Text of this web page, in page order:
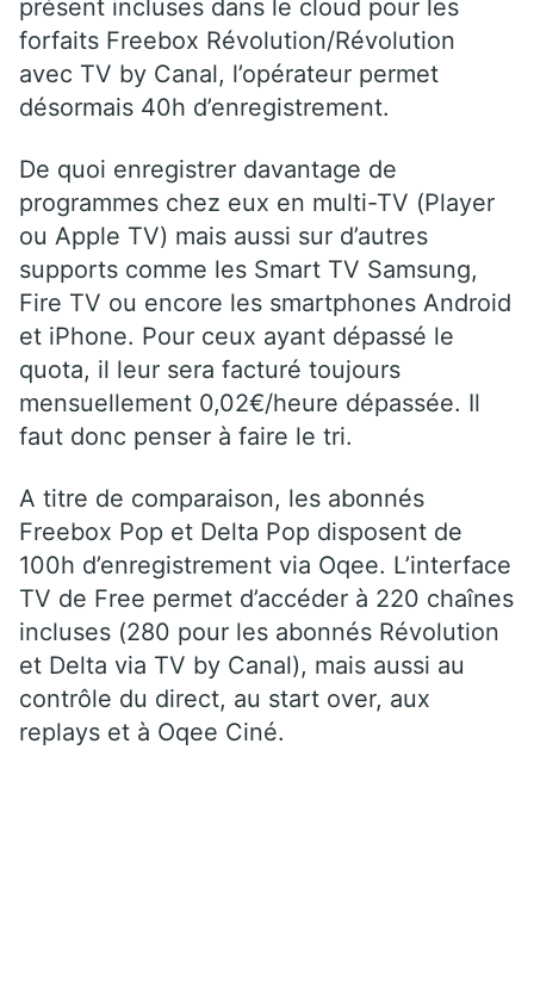
présent incluses dans le cloud pour les
forfaits Freebox Révolution/Révolution
avec TV by Canal, l’opérateur permet
désormais 40h d’enregistrement.
De quoi enregistrer davantage de
programmes chez eux en multi-TV (Player
ou Apple TV) mais aussi sur d’autres
supports comme les Smart TV Samsung,
Fire TV ou encore les smartphones Android
et iPhone. Pour ceux ayant dépassé le
quota, il leur sera facturé toujours
mensuellement 0,02€/heure dépassée. Il
faut donc penser à faire le tri.
A titre de comparaison, les abonnés
Freebox Pop et Delta Pop disposent de
100h d’enregistrement via Oqee. L’interface
TV de Free permet d’accéder à 220 chaînes
incluses (280 pour les abonnés Révolution
et Delta via TV by Canal), mais aussi au
contrôle du direct, au start over, aux
replays et à Oqee Ciné.